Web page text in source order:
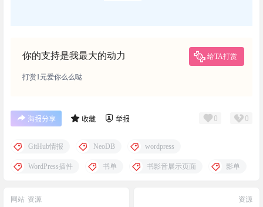
你的支持是我最大的动力 给TA打赏
打赏1元爱你么么哒
海报分享 收藏 举报 0 0
GitHub情报 NeoDB wordpress
WordPress插件 书单 书影音展示页面 影单
网站 资源 资源